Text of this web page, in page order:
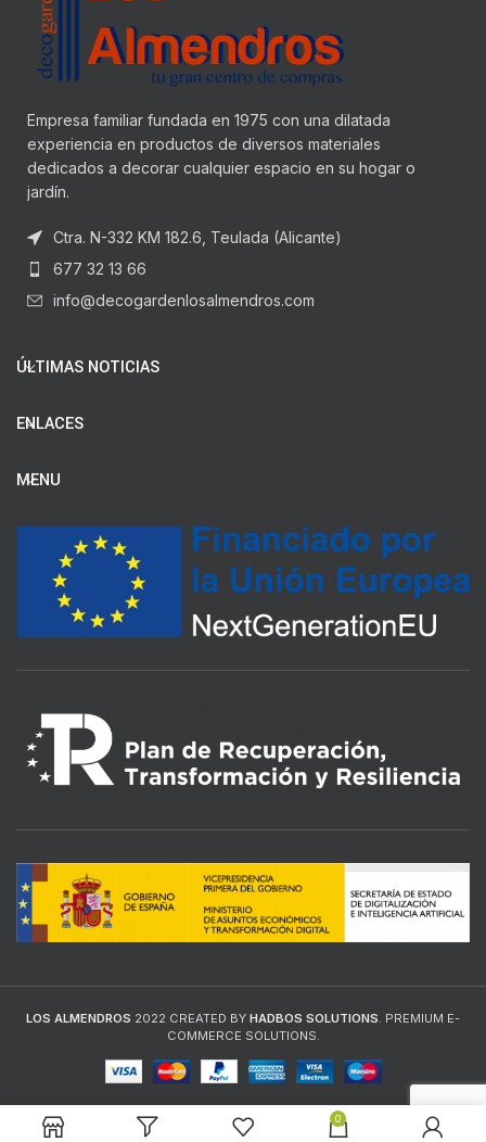
Empresa familiar fundada en 1975 con una dilatada
experiencia en productos de diversos materiales
dedicados a decorar cualquier espacio en su hogar o
jardín.
Ctra. N-332 KM 182.6, Teulada (Alicante)
677 32 13 66
info@decogardenlosalmendros.com
ÚLTIMAS NOTICIAS
ENLACES
MENU
LOS ALMENDROS 2022 CREATED BY HADBOS SOLUTIONS. PREMIUM E-
COMMERCE SOLUTIONS.
0